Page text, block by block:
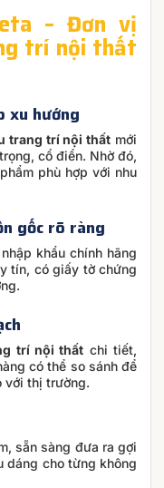
– Đơn vị
trí nội thất
xu hướng
trang trí nội thất mới
cổ điển. Nhờ đó,
phù hợp với nhu
gốc rõ ràng
khẩu chính hãng
tín, có giấy tờ chứng
trí nội thất chi tiết,
có thể so sánh để
với thị trường.
sẵn sàng đưa ra gợi
dáng cho từng không